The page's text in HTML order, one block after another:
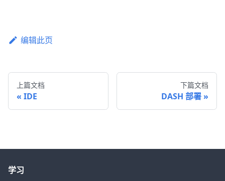
编辑此页
上篇文档
IDE
下篇文档
DASH 部署
学习